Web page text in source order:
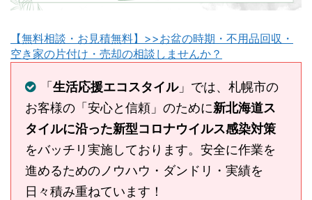
【無料相談・お見積無料】>>お盆の時期・不用品回収・
空き家の片付け・売却の相談しませんか？
「 生活応援エコスタイル」では、札幌市の
お客様の「安心と信頼」のために新北海道ス
タイルに沿った新型コロナウイルス感染対策
をバッチリ実施しております。安全に作業を
進めるためのノウハウ・ダンドリ・実績を
日々積み重ねています！